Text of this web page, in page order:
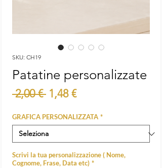
SKU: CH19
Patatine personalizzate
2,00 € Prezzo
1,48 €Prezzo
GRAFICA PERSONALIZZATA *
Scrivi la tua personalizzazione ( Nome,
Cognome, Frase, Data etc) *